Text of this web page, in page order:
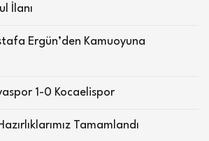
İlanı
Ergün’den Kamuoyuna
1-0 Kocaelispor
Tamamlandı